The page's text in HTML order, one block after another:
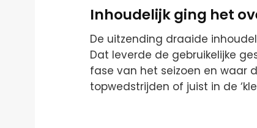
Inhoudelijk ging het
De uitzending draaide
Dat leverde de gebruikelijke
fase van het seizoen en waar
topwedstrijden of juist in de